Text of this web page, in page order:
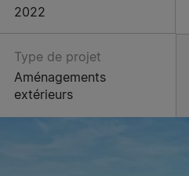
2022
Type de projet
Aménagements
extérieurs